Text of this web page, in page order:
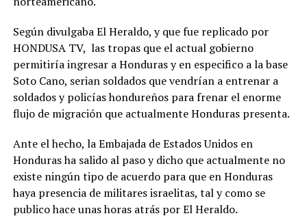
Según divulgaba El Heraldo, y que fue replicado por
HONDUSA TV, las tropas que el actual gobierno
permitiría ingresar a Honduras y en especifico a la base
Soto Cano, serian soldados que vendrían a entrenar a
soldados y policías hondureños para frenar el enorme
flujo de migración que actualmente Honduras presenta.
Ante el hecho, la Embajada de Estados Unidos en
Honduras ha salido al paso y dicho que actualmente no
existe ningún tipo de acuerdo para que en Honduras
haya presencia de militares israelitas, tal y como se
publico hace unas horas atrás por El Heraldo.